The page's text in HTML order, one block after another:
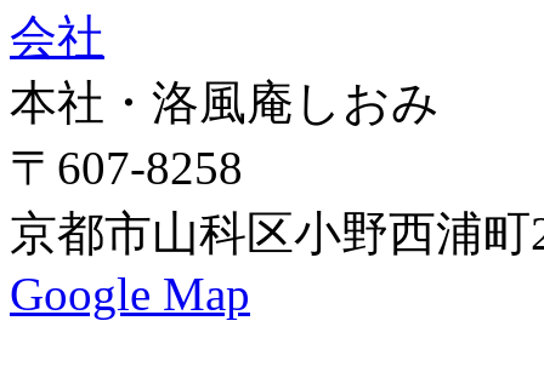
本社・洛風庵しおみ
〒607-8258
京都市山科区小野西浦町
Google Map